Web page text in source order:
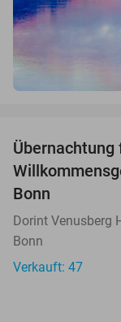
Übernachtung
Bonn
Dorint Venusberg
Bonn
Verkauft: 47